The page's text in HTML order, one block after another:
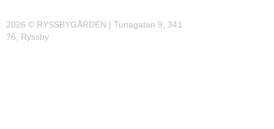
2026 © RYSSBYGÅRDEN | Tunagatan 9, 341
76, Ryssby